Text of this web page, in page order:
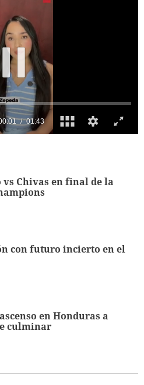
vs Chivas en final de la
con futuro incierto en el
en Honduras a
culminar